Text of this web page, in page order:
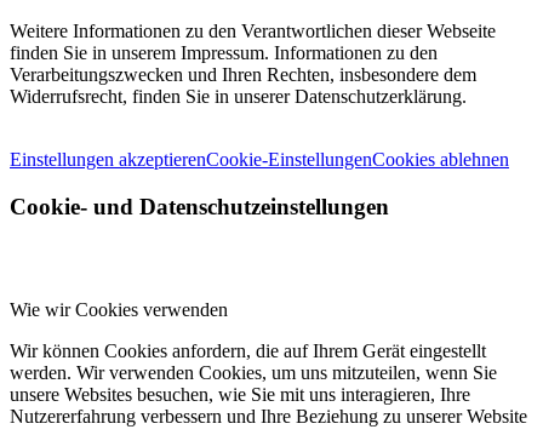
Weitere Informationen zu den Verantwortlichen dieser Webseite
finden Sie in unserem Impressum. Informationen zu den
Verarbeitungszwecken und Ihren Rechten, insbesondere dem
Widerrufsrecht, finden Sie in unserer Datenschutzerklärung.
Einstellungen akzeptierenCookie-EinstellungenCookies ablehnen
Cookie- und Datenschutzeinstellungen
Wie wir Cookies verwenden
Wir können Cookies anfordern, die auf Ihrem Gerät eingestellt
werden. Wir verwenden Cookies, um uns mitzuteilen, wenn Sie
unsere Websites besuchen, wie Sie mit uns interagieren, Ihre
Nutzererfahrung verbessern und Ihre Beziehung zu unserer Website